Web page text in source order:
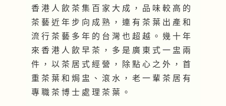
香 港 人 飲 茶 集 百 家 大 成 ， 品 味 較 高 的
茶 藝 近 年 步 向 成 熟 ， 連 有 茶 葉 出 產 和
流 行 茶 藝 多 年 的 台 灣 也 超 越 。 幾 十 年
來 香 港 人 飲 早 茶 ， 多 是 廣 東 式 一 盅 兩
件 ， 以 茶 居 式 經 營 ， 除 點 心 之 外 ， 首
重 茶 葉 和 焗 盅 、 滾 水 ， 老 一 輩 茶 居 有
專 職 茶 博 士 處 理 茶 葉 。